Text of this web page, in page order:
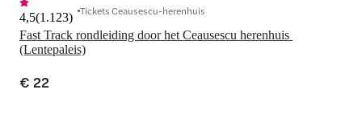
Fast Track rondleiding door het Ceausescu herenhuis
(Lentepaleis)
4,5(1.123) Tickets Ceausescu-herenhuis
€ 22